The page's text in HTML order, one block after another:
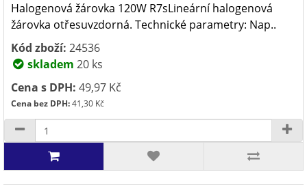
Halogenová žárovka 120W R7sLineární halogenová
žárovka otřesuvzdorná. Technické parametry: Nap..
Kód zboží: 24536
skladem 20 ks
Cena s DPH: 49,97 Kč
Cena bez DPH:41,30 Kč